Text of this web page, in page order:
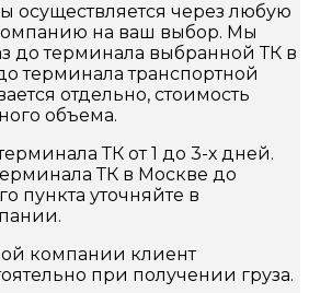
осуществляется через любую
на ваш выбор. Мы
до терминала выбранной ТК в
терминала транспортной
отдельно, стоимость
объема.
ТК от 1 до 3-х дней.
ТК в Москве до
пункта уточняйте в
компании клиент
при получении груза.